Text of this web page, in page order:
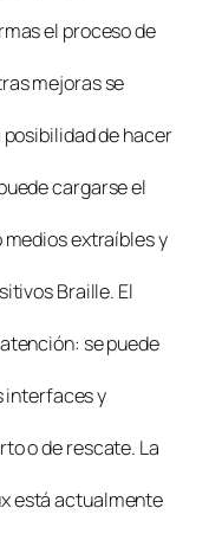
el proceso de
mejoras se
de hacer
cargarse el
extraíbles y
Braille. El
se puede
interfaces y
o de rescate. La
está actualmente